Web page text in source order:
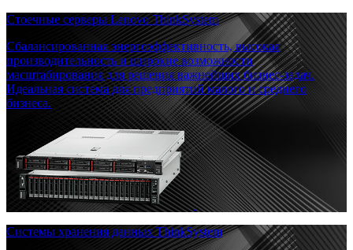
Стоечные серверы Lenovo ThinkSystem
Сбалансированная энергоэффективность, высокая
производительность и широкие возможности
масштабирования для решения важнейших бизнес-задач.
Идеальная система для предприятий малого и среднего
бизнеса.
Системы хранения данных ThinkSystem